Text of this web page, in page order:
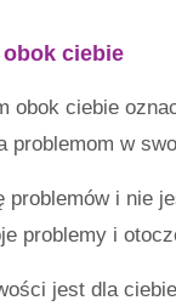
ciebie
obok ciebie
problemom w
problemów i nie
problemy i
jest dla